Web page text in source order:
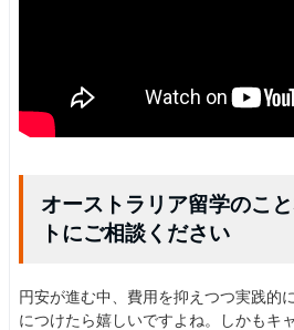
オーストラリア留学のこ
トにご相談ください
円安が進む中、費用を抑えつつ実践的
につけたら嬉しいですよね。しかもキ